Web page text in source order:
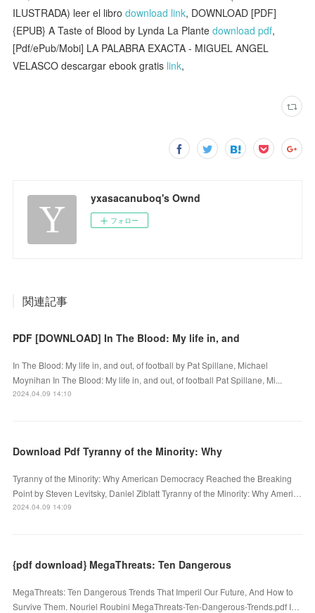
ILUSTRADA) leer el librodownload link, DOWNLOAD [PDF]
{EPUB} A Taste of Blood by Lynda La Plantedownload pdf,
[Pdf/ePub/Mobi] LA PALABRA EXACTA - MIGUEL ANGEL
VELASCO descargar ebook gratis link,
yxasacanuboq's Ownd
フォロー
関連記事
PDF [DOWNLOAD] In The Blood: My life in, and
In The Blood: My life in, and out, of football by Pat Spillane, Michael
Moynihan In The Blood: My life in, and out, of football Pat Spillane, Mi...
2024.04.09 14:10
Download Pdf Tyranny of the Minority: Why
Tyranny of the Minority: Why American Democracy Reached the Breaking
Point by Steven Levitsky, Daniel Ziblatt Tyranny of the Minority: Why Ameri…
2024.04.09 14:09
{pdf download} MegaThreats: Ten Dangerous
MegaThreats: Ten Dangerous Trends That Imperil Our Future, And How to
Survive Them. Nouriel Roubini MegaThreats-Ten-Dangerous-Trends.pdf I…